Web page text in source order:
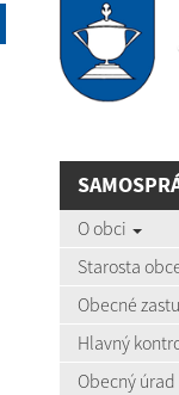
O obci
Starosta
Obecné
Hlavný
Obecný úrad